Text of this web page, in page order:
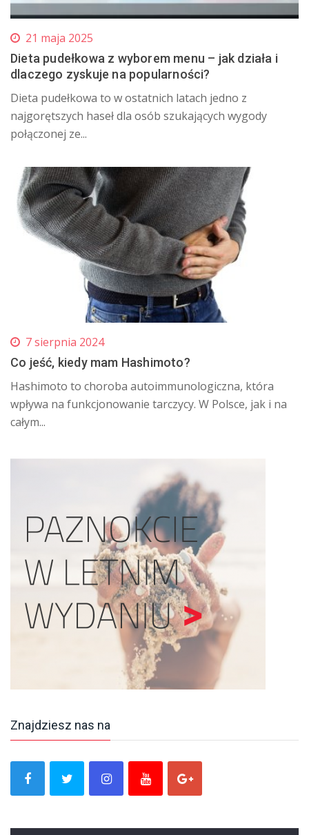
21 maja 2025
Dieta pudełkowa z wyborem menu – jak działa i
dlaczego zyskuje na popularności?
Dieta pudełkowa to w ostatnich latach jedno z
najgorętszych haseł dla osób szukających wygody
połączonej ze...
7 sierpnia 2024
Co jeść, kiedy mam Hashimoto?
Hashimoto to choroba autoimmunologiczna, która
wpływa na funkcjonowanie tarczycy. W Polsce, jak i na
całym...
Znajdziesz nas na